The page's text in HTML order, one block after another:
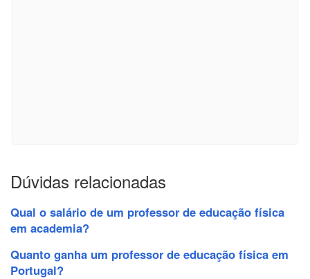
Dúvidas relacionadas
Qual o salário de um professor de educação física
em academia?
Quanto ganha um professor de educação física em
Portugal?